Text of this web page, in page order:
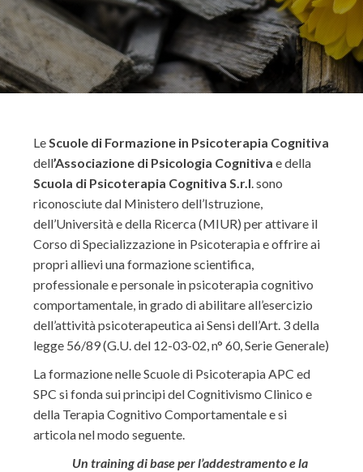
LeScuole di Formazione in Psicoterapia Cognitiva
dell’Associazione di Psicologia Cognitiva e della
Scuola di Psicoterapia Cognitiva S.r.l. sono
riconosciute dal Ministero dell’Istruzione,
dell’Università e della Ricerca (MIUR) per attivare il
Corso di Specializzazione in Psicoterapia e offrire ai
propri allievi una formazione scientifica,
professionale e personale in psicoterapia cognitivo
comportamentale, in grado di abilitare all’esercizio
dell’attività psicoterapeutica ai Sensi dell’Art. 3 della
legge 56/89 (G.U. del 12-03-02, n° 60, Serie Generale)
La formazione nelle Scuole di Psicoterapia APC ed
SPC si fonda sui principi del Cognitivismo Clinico e
della Terapia Cognitivo Comportamentale e si
articola nel modo seguente.
Un training di base per l’addestramento e la